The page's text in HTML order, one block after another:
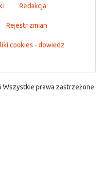
Redakcja
Rejestr zmian
cookies - dowiedz
Wszystkie prawa zastrzeżone.